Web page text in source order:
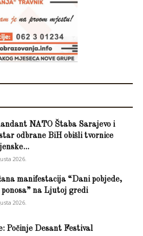
NATO Štaba Sarajevo i
odbrane BiH obišli tvornice
2026.
manifestacija “Dani pobjede,
ponosa” na Ljutoj gredi
2026.
Počinje Desant Festival